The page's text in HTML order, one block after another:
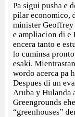
Pa sigui pusha e
pilar economico,
minister Geoffrey
e ampliacion di e
encera tanto e
lo cuminsa
esaki.
wordo acerca pa
Despues di un
Aruba y Hulanda
Greengrounds
“greenhouses”